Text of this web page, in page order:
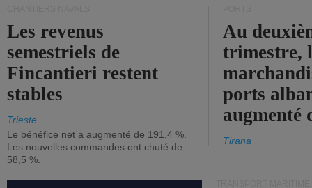
Les revenus
semestriels de
Fincantieri restent
stables
Trieste
Le bénéfice net a augmenté de 191,4 %.
Les nouvelles commandes ont chuté de
58,5 %.
Au
trimestre,
ports
augmenté
Tirana